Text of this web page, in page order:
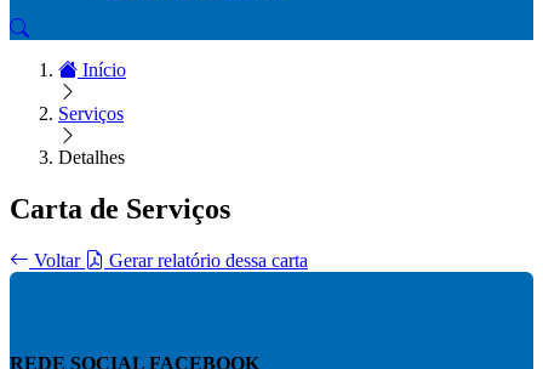
Início
Serviços
Detalhes
Carta de Serviços
Voltar Gerar relatório dessa carta
REDE SOCIAL FACEBOOK